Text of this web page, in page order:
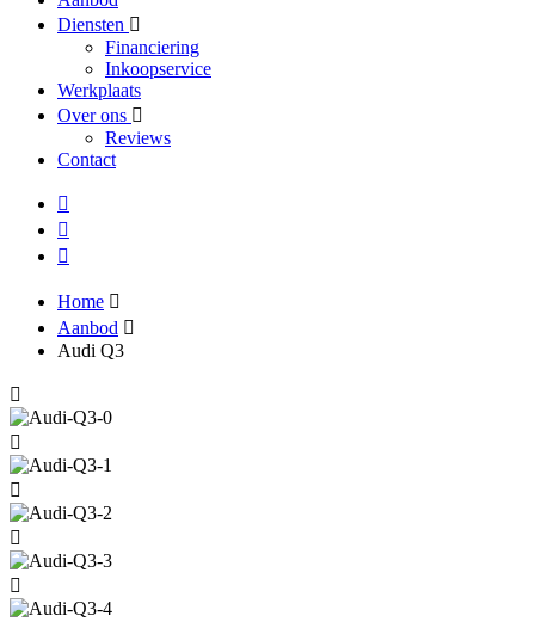
Diensten
Financiering
Inkoopservice
Werkplaats
Over ons
Reviews
Contact
Home
Aanbod
Audi Q3